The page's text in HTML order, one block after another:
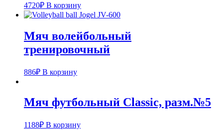
4720₽ В корзину
Мяч волейбольный
тренировочный
886₽ В корзину
Мяч футбольный Classic, разм.№5
1188₽ В корзину